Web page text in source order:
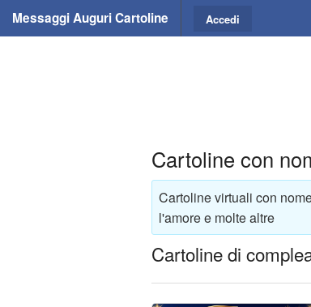
Messaggi Auguri Cartoline Accedi
Cartoline con
Cartoline virtuali con
l'amore e molte altre
Cartoline di